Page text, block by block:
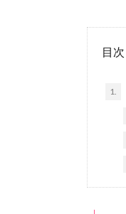
目次
1.